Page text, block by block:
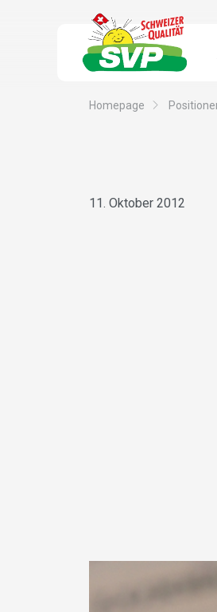
Homepage
11. Oktober 2012